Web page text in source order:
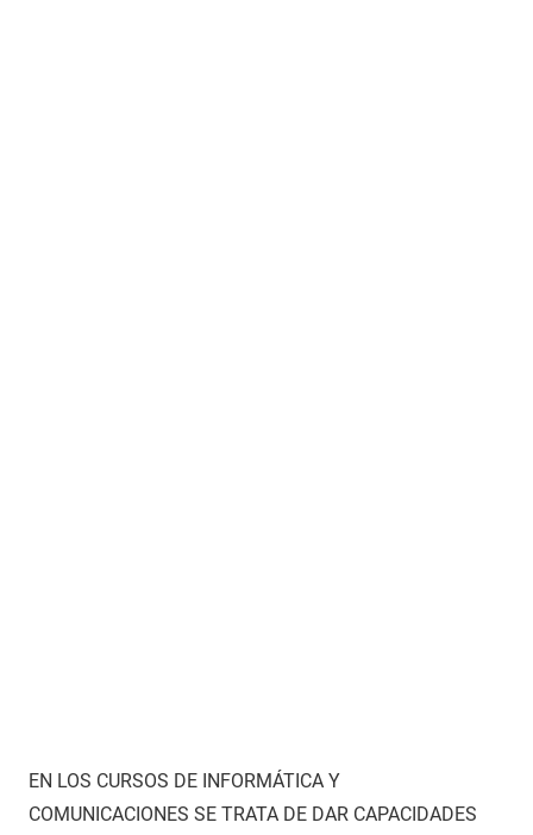
EN LOS CURSOS DE INFORMÁTICA Y
COMUNICACIONES SE TRATA DE DAR CAPACIDADES